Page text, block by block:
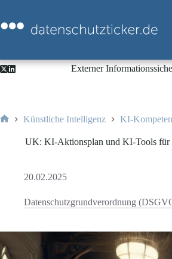
springen
Externer
Künstliche Intelligenz KI-
UK: KI-Aktionsplan und KI-Tools für
20.02.2025
Datenschutzgrundverordnung